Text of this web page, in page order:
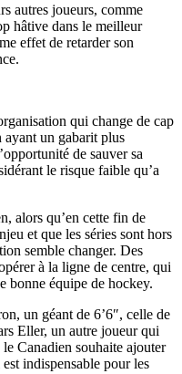
autres joueurs, comme
hâtive dans le meilleur
effet de retarder son
qui change de cap
ayant un gabarit plus
de sauver sa
le risque faible qu’a
alors qu’en cette fin de
et que les séries sont hors
semble changer. Des
à la ligne de centre, qui
bonne équipe de hockey.
un géant de 6’6″, celle de
Eller, un autre joueur qui
Canadien souhaite ajouter
indispensable pour les